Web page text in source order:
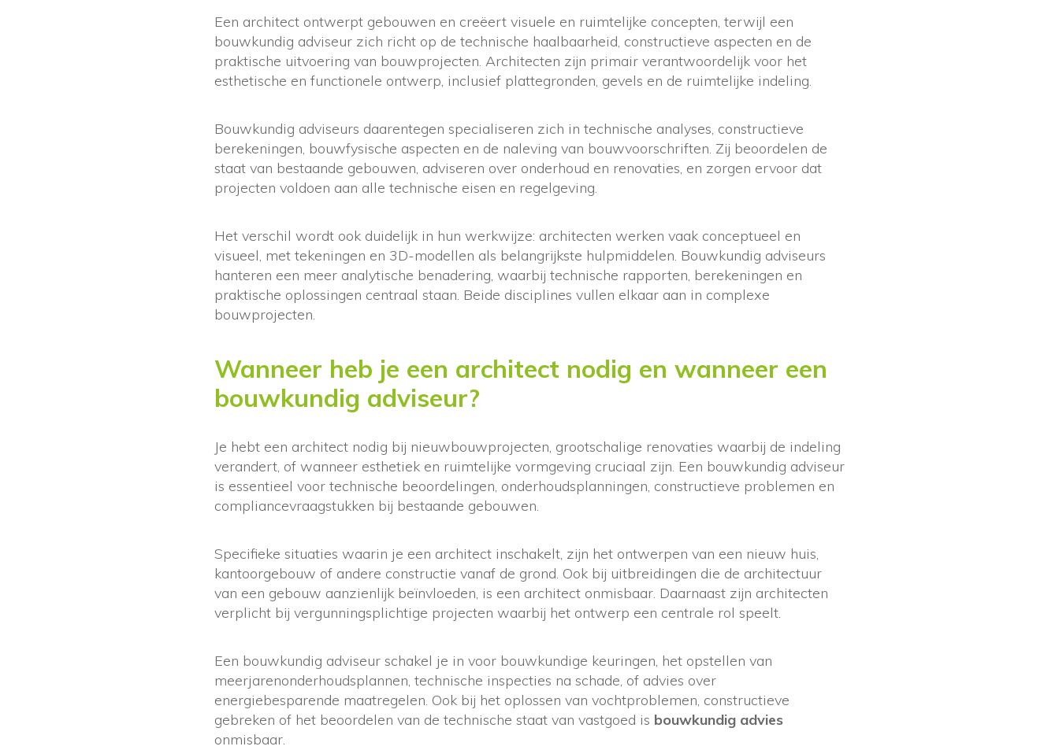
Een architect ontwerpt gebouwen en creëert visuele en ruimtelijke concepten, terwijl een
bouwkundig adviseur zich richt op de technische haalbaarheid, constructieve aspecten en de
praktische uitvoering van bouwprojecten. Architecten zijn primair verantwoordelijk voor het
esthetische en functionele ontwerp, inclusief plattegronden, gevels en de ruimtelijke indeling.
Bouwkundig adviseurs daarentegen specialiseren zich in technische analyses, constructieve
berekeningen, bouwfysische aspecten en de naleving van bouwvoorschriften. Zij beoordelen de
staat van bestaande gebouwen, adviseren over onderhoud en renovaties, en zorgen ervoor dat
projecten voldoen aan alle technische eisen en regelgeving.
Het verschil wordt ook duidelijk in hun werkwijze: architecten werken vaak conceptueel en
visueel, met tekeningen en 3D-modellen als belangrijkste hulpmiddelen. Bouwkundig adviseurs
hanteren een meer analytische benadering, waarbij technische rapporten, berekeningen en
praktische oplossingen centraal staan. Beide disciplines vullen elkaar aan in complexe
bouwprojecten.
Wanneer heb je een architect nodig en wanneer een
bouwkundig adviseur?
Je hebt een architect nodig bij nieuwbouwprojecten, grootschalige renovaties waarbij de indeling
verandert, of wanneer esthetiek en ruimtelijke vormgeving cruciaal zijn. Een bouwkundig adviseur
is essentieel voor technische beoordelingen, onderhoudsplanningen, constructieve problemen en
compliancevraagstukken bij bestaande gebouwen.
Specifieke situaties waarin je een architect inschakelt, zijn het ontwerpen van een nieuw huis,
kantoorgebouw of andere constructie vanaf de grond. Ook bij uitbreidingen die de architectuur
van een gebouw aanzienlijk beïnvloeden, is een architect onmisbaar. Daarnaast zijn architecten
verplicht bij vergunningsplichtige projecten waarbij het ontwerp een centrale rol speelt.
Een bouwkundig adviseur schakel je in voor bouwkundige keuringen, het opstellen van
meerjarenonderhoudsplannen, technische inspecties na schade, of advies over
energiebesparende maatregelen. Ook bij het oplossen van vochtproblemen, constructieve
gebreken of het beoordelen van de technische staat van vastgoed is bouwkundig advies
onmisbaar.